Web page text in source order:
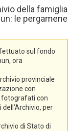
della famiglia
le pergamene
sul fondo
ora
provinciale
con
fotografati con
per
di Stato di